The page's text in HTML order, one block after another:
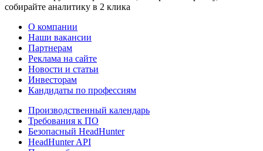
собирайте аналитику в 2 клика
О компании
Наши вакансии
Партнерам
Реклама на сайте
Новости и статьи
Инвесторам
Кандидаты по профессиям
Производственный календарь
Требования к ПО
Безопасный HeadHunter
HeadHunter API